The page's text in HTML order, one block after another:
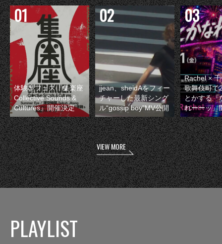
体験型フェス『集楽座
Collective Sounds &
Cultures』開催決定
jjean、sheidAをフィー
チャーした最新シング
ル“gossip boy”MV公開
Rachel ×
歌舞伎町で
とかする『
れーーッ』
VIEW MORE
PLAYLIST